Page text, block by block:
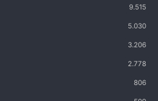
9.515
5.030
3.206
2.778
806